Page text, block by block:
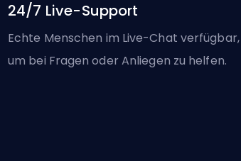
24/7 Live-Support
Echte Menschen im Live-Chat verfügbar,
um bei Fragen oder Anliegen zu helfen.